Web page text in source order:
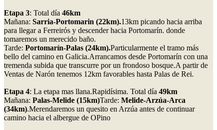
Etapa 3: Total día 46km
Mañana: Sarria-Portomarin (22km).13km picando hacia arriba
para llegar a Ferreirós y descender hacia Portomarín. donde
tomaremos un merecido baño.
Tarde: Portomarín-Palas (24km).Particularmente el tramo más
bello del camino en Galicia.Arrancamos desde Portomarín con una
tremenda subida que transcurre por un frondoso bosque.A partir de
Ventas de Narón tenemos 12km favorables hasta Palas de Rei.
Etapa 4: La etapa mas llana.Rapidísima. Total día 49km
Mañana: Palas-Melide (15km)Tarde: Melide-Arzúa-Arca
(34km).Merendaremos un quesito en Arzúa antes de continuar
camino hacia el albergue de OPino